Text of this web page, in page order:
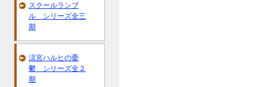
スクールランブ
ル シリーズ全三
期
涼宮ハルヒの憂
鬱 シリーズ全２
期